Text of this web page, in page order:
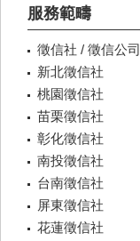
服務範疇
徵信社 / 徵信公司
新北徵信社
桃園徵信社
苗栗徵信社
彰化徵信社
南投徵信社
台南徵信社
屏東徵信社
花蓮徵信社